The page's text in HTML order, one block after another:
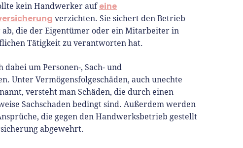
kein Handwerker auf eine
verzichten. Sie sichert den Betrieb
ab, die der Eigentümer oder ein Mitarbeiter in
Tätigkeit zu verantworten hat.
dabei um Personen-, Sach- und
Unter Vermögensfolgeschäden, auch unechte
versteht man Schäden, die durch einen
Sachschaden bedingt sind. Außerdem werden
die gegen den Handwerksbetrieb gestellt
abgewehrt.